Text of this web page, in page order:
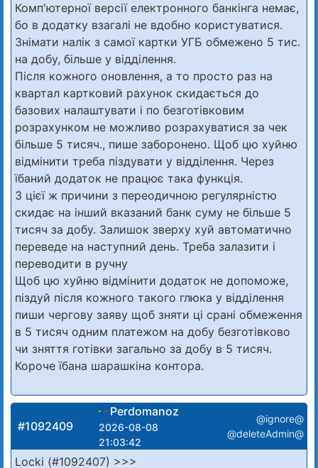
Комп'ютерної версії електронного банкінга немає,
бо в додатку взагалі не вдобно користуватися.
Знімати налік з самої картки УГБ обмежено 5 тис.
на добу, більше у відділення.
Після кожного оновлення, а то просто раз на
квартал картковий рахунок скидається до
базових налаштувати і по безготівковим
розрахунком не можливо розрахуватися за чек
більше 5 тисяч., пише заборонено. Щоб цю хуйню
відмінити треба піздувати у відділення. Через
їбаний додаток не працює така функція.
З цієї ж причини з переодичною регулярністю
скидає на інший вказаний банк суму не більше 5
тисяч за добу. Залишок зверху хуй автоматично
переведе на наступний день. Треба залазити і
переводити в ручну
Щоб цю хуйню відмінити додаток не допоможе,
піздуй після кожного такого глюка у відділення
пиши чергову заяву щоб зняти ці срані обмеження
в 5 тисяч одним платежом на добу безготівково
чи зняття готівки загально за добу в 5 тисяч.
Короче їбана шарашкіна контора.
#1092409
Perdomanoz
2026-08-08
21:03:42
@ignore@
@deleteAdmin@
Locki (#1092407) >>>